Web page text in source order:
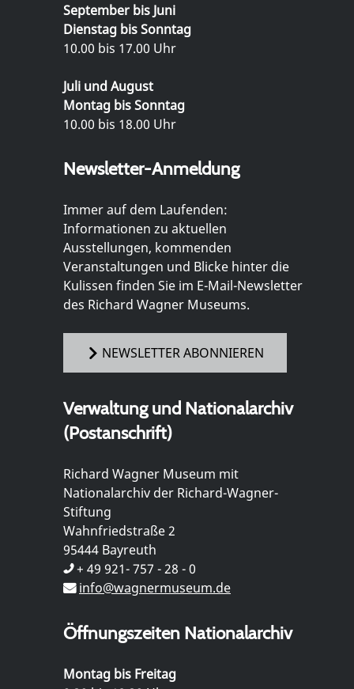
September bis Juni
Dienstag bis Sonntag
10.00 bis 17.00 Uhr
Juli und August
Montag bis Sonntag
10.00 bis 18.00 Uhr
Newsletter-Anmeldung
Immer auf dem Laufenden:
Informationen zu aktuellen
Ausstellungen, kommenden
Veranstaltungen und Blicke hinter die
Kulissen finden Sie im E-Mail-Newsletter
des Richard Wagner Museums.
NEWSLETTER ABONNIEREN
Verwaltung und Nationalarchiv
(Postanschrift)
Richard Wagner Museum mit
Nationalarchiv der Richard-Wagner-
Stiftung
Wahnfriedstraße 2
95444 Bayreuth
+ 49 921- 757 - 28 - 0
info@wagnermuseum.de
Öffnungszeiten Nationalarchiv
Montag bis Freitag